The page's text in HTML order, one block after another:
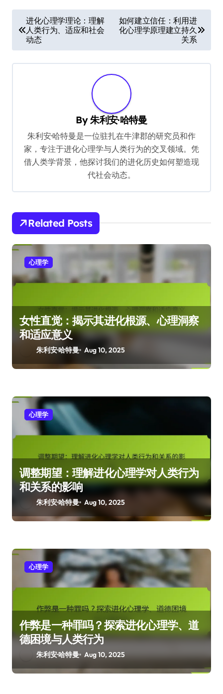
o
s
t
o
n
进化心理学理论：理解
人类行为、适应和社会
动态
如何建立信任：利用进
化心理学原理建立持久
关系
By朱利安·哈特曼
朱利安·哈特曼是一位驻扎在牛津郡的研究员和作
家，专注于进化心理学与人类行为的交叉领域。凭
借人类学背景，他探讨我们的进化历史如何塑造现
代社会动态。
Related Posts
心理学
女性直觉：揭示其进化根源、心理洞察
和适应意义
朱利安·哈特曼 Aug 10, 2025
心理学
调整期望：理解进化心理学对人类行为
和关系的影响
朱利安·哈特曼 Aug 10, 2025
心理学
作弊是一种罪吗？探索进化心理学、道
德困境与人类行为
朱利安·哈特曼 Aug 10, 2025